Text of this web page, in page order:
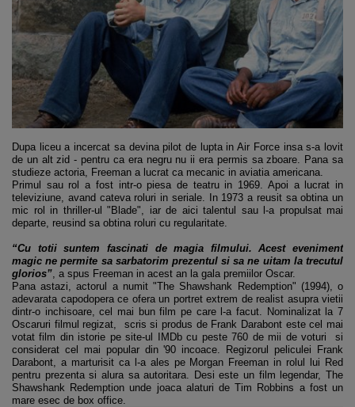
Dupa liceu a incercat sa devina pilot de lupta in Air Force insa s-a lovit
de un alt zid - pentru ca era negru nu ii era permis sa zboare. Pana sa
studieze actoria, Freeman a lucrat ca mecanic in aviatia americana.
Primul sau rol a fost intr-o piesa de teatru in 1969. Apoi a lucrat in
televiziune, avand cateva roluri in seriale. In 1973 a reusit sa obtina un
mic rol in thriller-ul "Blade", iar de aici talentul sau l-a propulsat mai
departe, reusind sa obtina roluri cu regularitate.
“Cu totii suntem fascinati de magia filmului. Acest eveniment
magic ne permite sa sarbatorim prezentul si sa ne uitam la trecutul
glorios”, a spus Freeman in acest an la gala premiilor Oscar.
Pana astazi, actorul a numit "The Shawshank Redemption" (1994), o
adevarata capodopera ce ofera un portret extrem de realist asupra vietii
dintr-o inchisoare, cel mai bun film pe care l-a facut. Nominalizat la 7
Oscaruri filmul regizat, scris si produs de Frank Darabont este cel mai
votat film din istorie pe site-ul IMDb cu peste 760 de mii de voturi si
considerat cel mai popular din '90 incoace. Regizorul peliculei Frank
Darabont, a marturisit ca l-a ales pe Morgan Freeman in rolul lui Red
pentru prezenta si alura sa autoritara. Desi este un film legendar, The
Shawshank Redemption unde joaca alaturi de Tim Robbins a fost un
mare esec de box office.